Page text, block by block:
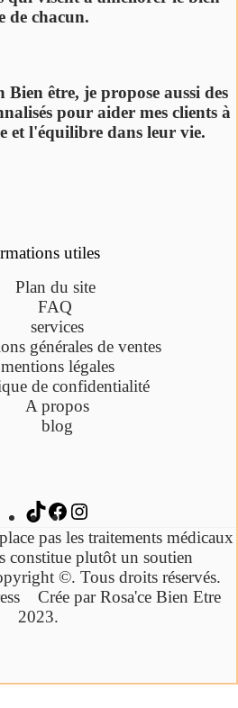
de chacun.
être, je propose aussi des
pour aider mes clients à
et l'équilibre dans leur vie.
utiles
Plan du site
FAQ
services
générales de ventes
mentions légales
de confidentialité
A propos
blog
pas les traitements médicaux
constitue plutôt un soutien
©. Tous droits réservés.
Crée par Rosa'ce Bien Etre
2023.